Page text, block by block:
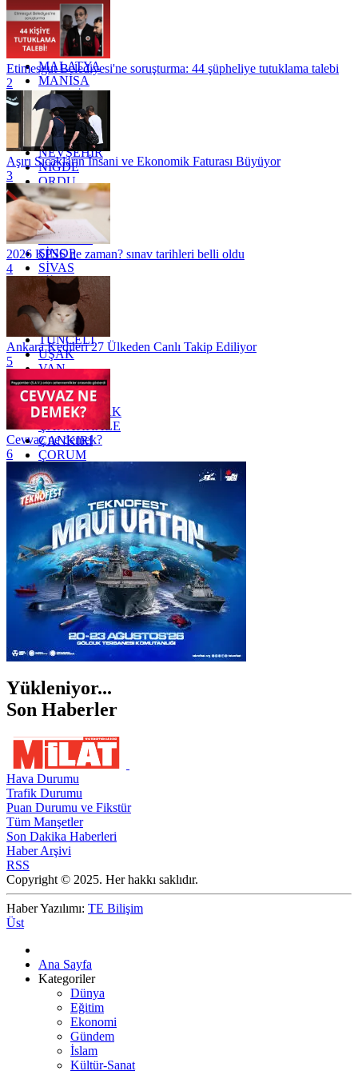
KOCAELİ
KONYA
KÜTAHYA
KİLİS
MALATYA
MANİSA
MARDİN
MERSİN
MUĞLA
MUŞ
NEVŞEHİR
NİĞDE
ORDU
OSMANİYE
RİZE
SAKARYA
SAMSUN
SİNOP
SİVAS
SİİRT
TEKİRDAĞ
TOKAT
TRABZON
TUNCELİ
UŞAK
VAN
YALOVA
YOZGAT
ZONGULDAK
ÇANAKKALE
ÇANKIRI
ÇORUM
İSTANBUL
İZMİR
ŞANLIURFA
ŞIRNAK
Etimesgut Belediyesi'ne soruşturma: 44 şüpheliye tutuklama talebi
2
Aşırı Sıcakların İnsani ve Ekonomik Faturası Büyüyor
3
2026 KPSS ne zaman? sınav tarihleri belli oldu
4
Ankara Kedileri 27 Ülkeden Canlı Takip Ediliyor
5
Cevvaz ne demek?
6
Yükleniyor...
Son Haberler
Hava Durumu
Trafik Durumu
Puan Durumu ve Fikstür
Tüm Manşetler
Son Dakika Haberleri
Haber Arşivi
RSS
Copyright © 2025. Her hakkı saklıdır.
Haber Yazılımı: TE Bilişim
Üst
Ana Sayfa
Kategoriler
Dünya
Eğitim
Ekonomi
Gündem
İslam
Kültür-Sanat